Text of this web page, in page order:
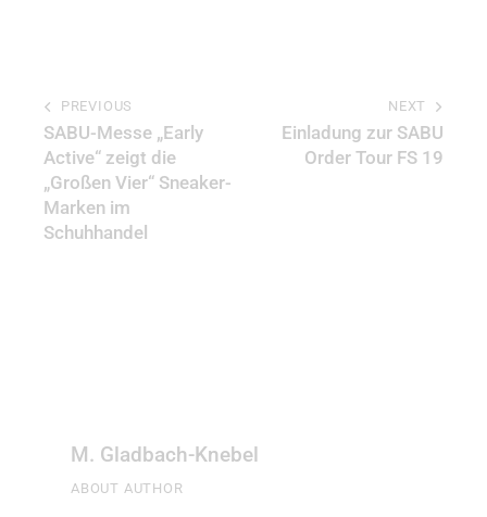
PREVIOUS
SABU-Messe „Early
Active“ zeigt die
„Großen Vier“ Sneaker-
Marken im
Schuhhandel
NEXT
Einladung zur SABU
Order Tour FS 19
M. Gladbach-Knebel
ABOUT AUTHOR